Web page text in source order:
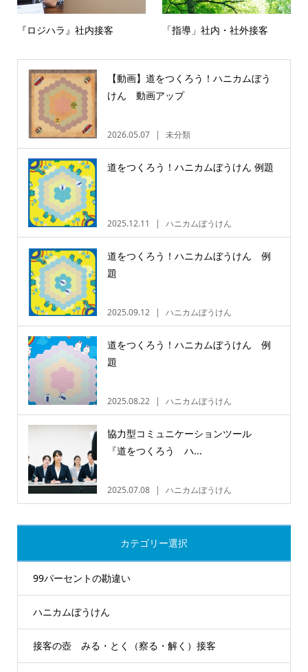
『ロジハラ』社内接客 「指導」社内・社外接客
【動画】道をつくろう！ハニカムぼう
けん 動画アップ
2026.05.07 未分類
道をつくろう！ハニカムぼうけん 例題
2025.12.11 ハニカムぼうけん
道をつくろう！ハニカムぼうけん 例
題
2025.09.12 ハニカムぼうけん
道をつくろう！ハニカムぼうけん 例
題
2025.08.22 ハニカムぼうけん
協力型コミュニケーションツール
『道をつくろう ハ...
2025.07.08 ハニカムぼうけん
カテゴリー選択
99パーセントの勘違い
ハニカムぼうけん
接客の壺 みる・とく（察る・解く）接客